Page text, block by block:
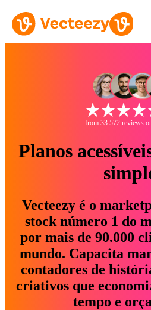
from 33.572 reviews
Planos
Vecteezy é o
stock número 1 do
por mais de 90.000
mundo. Capacita
contadores de
criativos que
tempo e